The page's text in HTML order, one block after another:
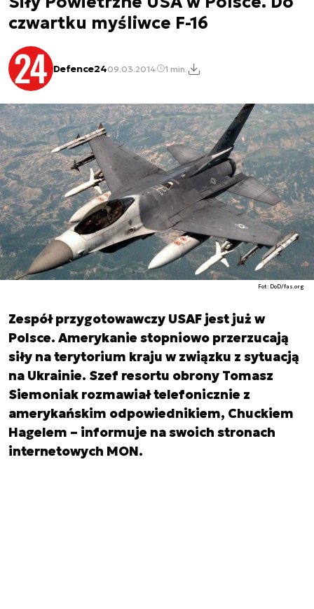
czwartku myśliwce F-16
Defence2409.03.2014 1 min.
Fot: DoD/fas.org
Zespół przygotowawczy USAF jest już w
Polsce. Amerykanie stopniowo przerzucają
siły na terytorium kraju w związku z sytuacją
na Ukrainie. Szef resortu obrony Tomasz
Siemoniak rozmawiał telefonicznie z
amerykańskim odpowiednikiem, Chuckiem
Hagelem – informuje na swoich stronach
internetowych MON.